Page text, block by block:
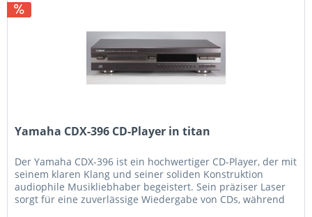
Yamaha CDX-396 CD-Player in titan
Der Yamaha CDX-396 ist ein hochwertiger CD-Player, der mit
seinem klaren Klang und seiner soliden Konstruktion
audiophile Musikliebhaber begeistert. Sein präziser Laser
sorgt für eine zuverlässige Wiedergabe von CDs, während